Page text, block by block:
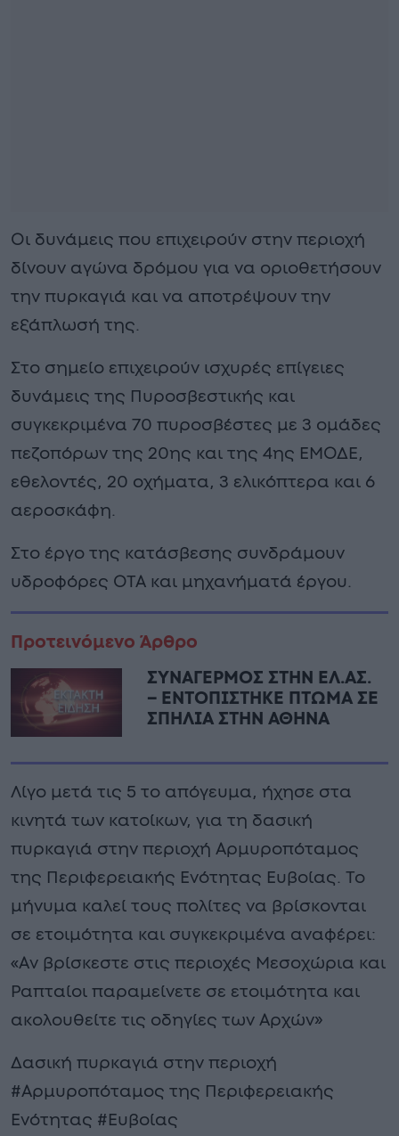
Οι δυνάμεις που επιχειρούν στην περιοχή
δίνουν αγώνα δρόμου για να οριοθετήσουν
την πυρκαγιά και να αποτρέψουν την
εξάπλωσή της.
Στο σημείο επιχειρούν ισχυρές επίγειες
δυνάμεις της Πυροσβεστικής και
συγκεκριμένα 70 πυροσβέστες με 3 ομάδες
πεζοπόρων της 20ης και της 4ης ΕΜΟΔΕ,
εθελοντές, 20 οχήματα, 3 ελικόπτερα και 6
αεροσκάφη.
Στο έργο της κατάσβεσης συνδράμουν
υδροφόρες ΟΤΑ και μηχανήματά έργου.
Προτεινόμενο Άρθρο
ΣΥΝΑΓΕΡΜΟΣ ΣΤΗΝ ΕΛ.ΑΣ.
– ΕΝΤΟΠΙΣΤΗΚΕ ΠΤΩΜΑ ΣΕ
ΣΠΗΛΙΑ ΣΤΗΝ ΑΘΗΝΑ
Λίγο μετά τις 5 το απόγευμα, ήχησε στα
κινητά των κατοίκων, για τη δασική
πυρκαγιά στην περιοχή Αρμυροπόταμος
της Περιφερειακής Ενότητας Ευβοίας. Το
μήνυμα καλεί τους πολίτες να βρίσκονται
σε ετοιμότητα και συγκεκριμένα αναφέρει:
«Αν βρίσκεστε στις περιοχές Μεσοχώρια και
Ραπταίοι παραμείνετε σε ετοιμότητα και
ακολουθείτε τις οδηγίες των Αρχών»
Δασική πυρκαγιά στην περιοχή
#Αρμυροπόταμος της Περιφερειακής
Ενότητας #Ευβοίας